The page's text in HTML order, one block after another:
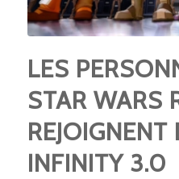
LES
STAR WARS
REJOIGNENT
INFINITY 3.0